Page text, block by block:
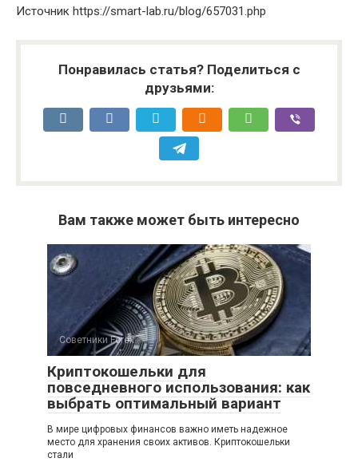
Источник https://smart-lab.ru/blog/657031.php
Понравилась статья? Поделиться с
друзьями:
Вам также может быть интересно
Советники Forex
Криптокошельки для
повседневного использования: как
выбрать оптимальный вариант
В мире цифровых финансов важно иметь надежное
место для хранения своих активов. Криптокошельки
стали